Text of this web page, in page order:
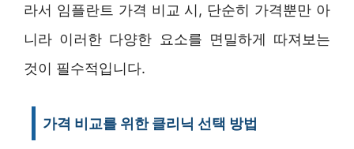
라서 임플란트 가격 비교 시, 단순히 가격뿐만 아
니라 이러한 다양한 요소를 면밀하게 따져보는
것이 필수적입니다.
가격 비교를 위한 클리닉 선택 방법